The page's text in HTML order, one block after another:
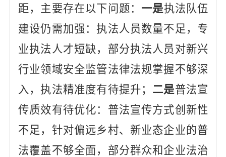
距，主要存在以下问题： 一是执法队伍
建设仍需加强：执法人员数量不足，专
业执法人才短缺，部分执法人员对新兴
行业领域安全监管法律法规掌握不够深
入，执法精准度有待提升； 二是普法宣
传质效有待优化：普法宣传方式创新性
不足，针对偏远乡村、新业态企业的普
法覆盖不够全面，部分群众和企业法治